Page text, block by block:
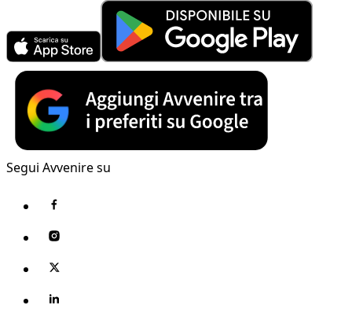
Segui Avvenire su